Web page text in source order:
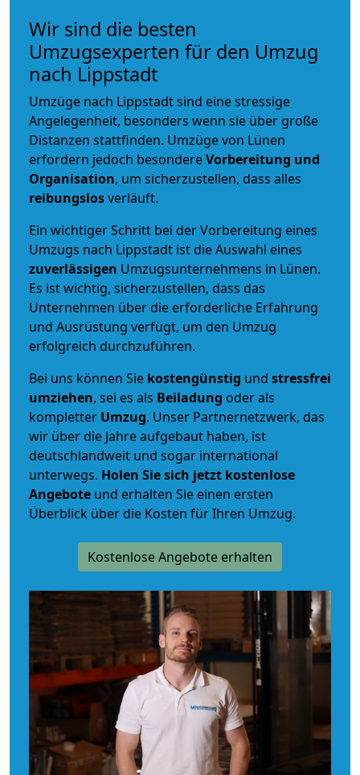
Wir sind die besten
Umzugsexperten für den Umzug
nach Lippstadt
Umzüge nach Lippstadt sind eine stressige
Angelegenheit, besonders wenn sie über große
Distanzen stattfinden. Umzüge von Lünen
erfordern jedoch besondereVorbereitung und
Organisation, um sicherzustellen, dass alles
reibungslosverläuft.
Ein wichtiger Schritt bei der Vorbereitung eines
Umzugs nach Lippstadt ist die Auswahl eines
zuverlässigen Umzugsunternehmens in Lünen.
Es ist wichtig, sicherzustellen, dass das
Unternehmen über die erforderliche Erfahrung
und Ausrüstung verfügt, um den Umzug
erfolgreich durchzuführen.
Bei uns können Sie kostengünstig und stressfrei
umziehen, sei es als Beiladung oder als
kompletter Umzug. Unser Partnernetzwerk, das
wir über die Jahre aufgebaut haben, ist
deutschlandweit und sogar international
unterwegs. Holen Sie sich jetzt kostenlose
Angebote und erhalten Sie einen ersten
Überblick über die Kosten für Ihren Umzug.
Kostenlose Angebote erhalten